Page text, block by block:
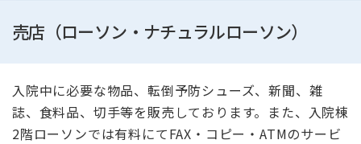
売店（ローソン・ナチュラルローソン）
入院中に必要な物品、転倒予防シューズ、新聞、雑
誌、食料品、切手等を販売しております。また、入院棟
2階ローソンでは有料にてFAX・コピー・ATMのサービ